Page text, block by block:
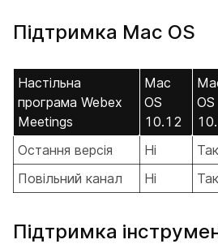
Підтримка Mac OS
Настільна
програма Webex
Meetings
Mac
OS
10.12
OS
Остання версія
Ні Так
Повільний канал
Ні Так
Підтримка